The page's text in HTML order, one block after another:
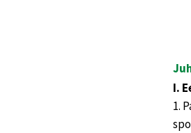
I.
1.